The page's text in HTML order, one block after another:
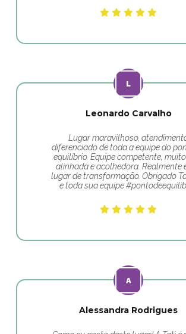
Leonardo Carvalho
Lugar maravilhoso,
diferenciado de toda a equipe do
equilíbrio. Equipe competente,
alinhada e acolhedora. Realmente
lugar de transformação. Obrigado
e toda sua equipe
Alessandra Rodrigues